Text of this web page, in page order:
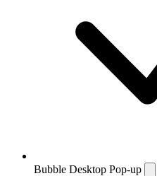
Bubble Desktop Pop-up